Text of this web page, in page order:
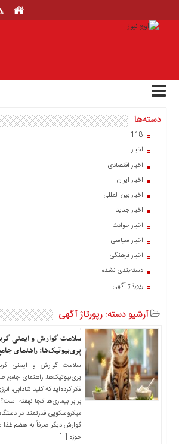
صفحه
اصلی
اخبار
اقتصادی
اقتصادی
سیاسی
اخبار
فرهنگی
منوی
اصلی
صفحه
دسته‌ها
118
اخبار
اخبار اقتصادی
اخبار ایران
اخبار بین المللی
اخبار جدید
اخبار حوادث
اخبار سیاسی
اخبار فرهنگی
دسته‌بندی نشده
رپورتاژ آگهی
آرشیو دسته: رپورتاژ آگهی
سلامت گوارش و ایمنی
پری‌بیوتیک‌ها: راهنمای
سلامت گوارش و ایمنی
پری‌بیوتیک‌ها: راهنمای جامع
فکر کرده‌اید که کلید شادابی،
برابر بیماری‌ها کجا نهفته
میکروسکوپی قدرتمند در
گوارش دیگر صرفاً به هضم
حوزه […]